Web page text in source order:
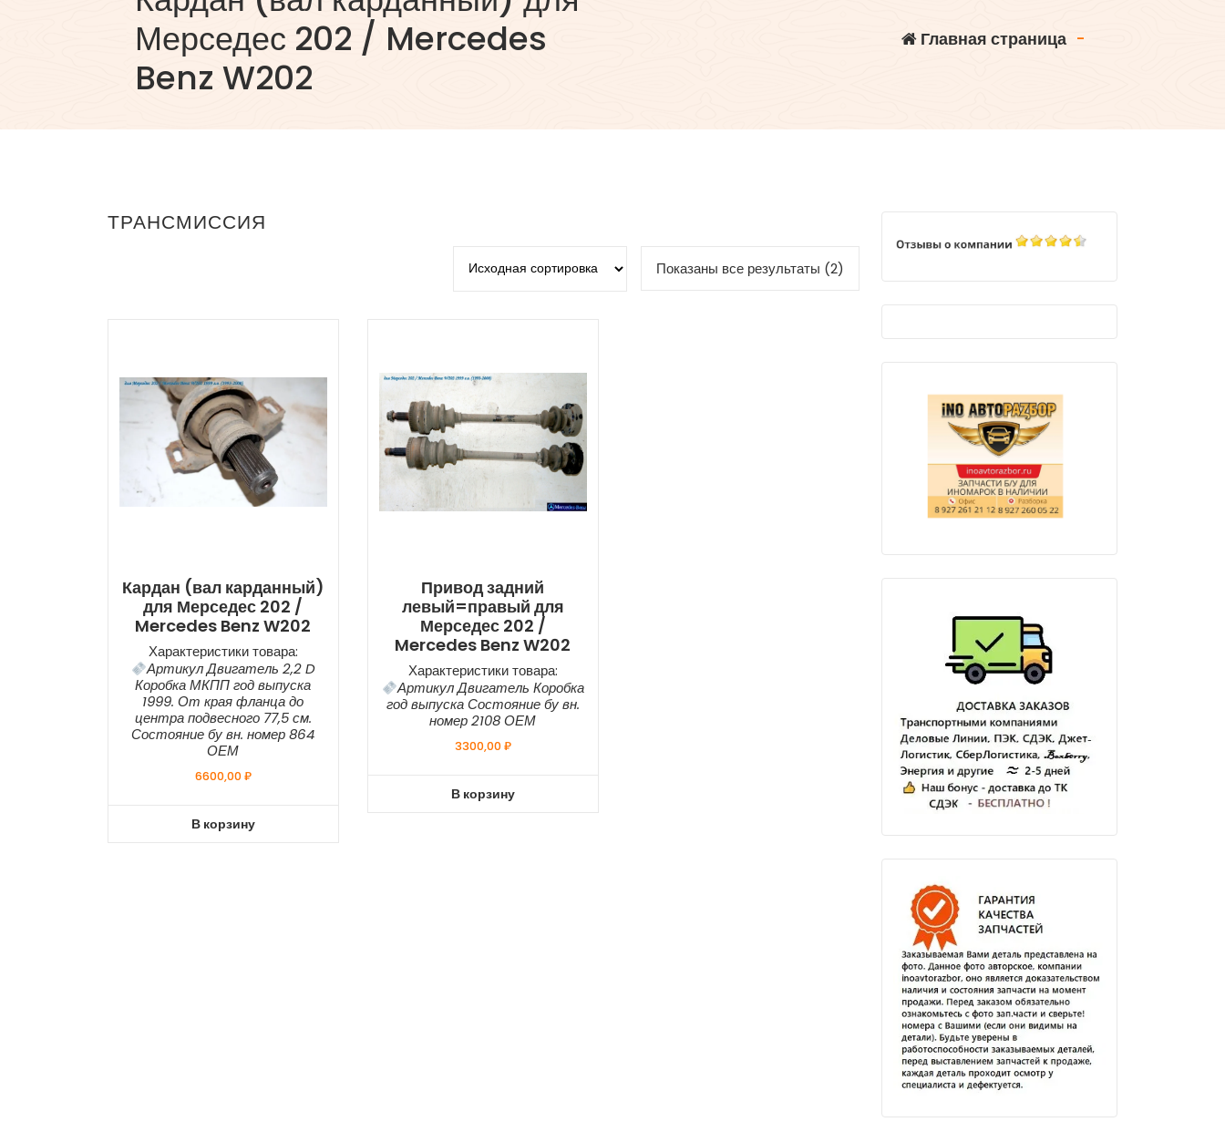
Мерседес 202 / Mercedes
Benz W202
Главная страница -
ТРАНСМИССИЯ
Показаны все результаты (2)
Кардан (вал карданный)
для Мерседес 202 /
Mercedes Benz W202
Характеристики товара:
Артикул Двигатель 2,2 D
Коробка МКПП год выпуска
1999. От края фланца до
центра подвесного 77,5 см.
Состояние бу вн. номер 864
ОЕМ
6600,00₽
В корзину
Привод задний
левый=правый для
Мерседес 202 /
Mercedes Benz W202
Характеристики товара:
Артикул Двигатель Коробка
год выпуска Состояние бу вн.
номер 2108 ОЕМ
3300,00₽
В корзину